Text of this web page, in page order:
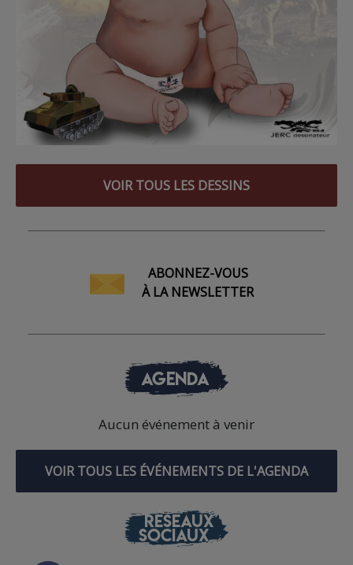
VOIR TOUS LES DESSINS
ABONNEZ-VOUS
À LA NEWSLETTER
AGENDA
Aucun événement à venir
VOIR TOUS LES ÉVÉNEMENTS DE L'AGENDA
RÉSEAUX
SOCIAUX